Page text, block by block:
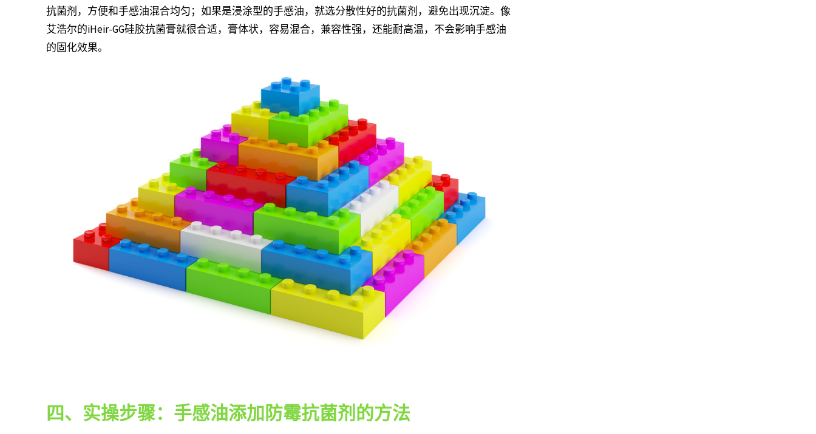
抗菌剂，方便和手感油混合均匀；如果是浸涂型的手感油，就选分散性好的抗菌剂，避免出现沉淀。像
艾浩尔的iHeir-GG硅胶抗菌膏就很合适，膏体状，容易混合，兼容性强，还能耐高温，不会影响手感油
的固化效果。
四、实操步骤：手感油添加防霉抗菌剂的方法